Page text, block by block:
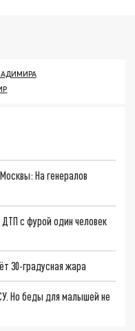
На генералов
с фурой один человек
30-градусная жара
Но беды для малышей не